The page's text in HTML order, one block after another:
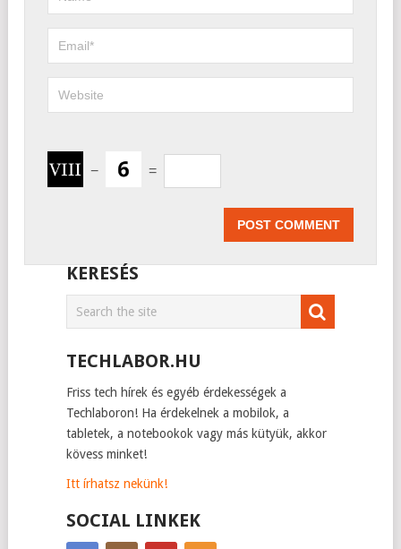
− =
KERESÉS
TECHLABOR.HU
Friss tech hírek és egyéb érdekességek a
Techlaboron! Ha érdekelnek a mobilok, a
tabletek, a notebookok vagy más kütyük, akkor
kövess minket!
Itt írhatsz nekünk!
SOCIAL LINKEK